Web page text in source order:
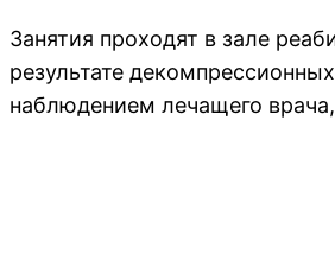
Занятия проходят в зале
результате
наблюдением лечащего